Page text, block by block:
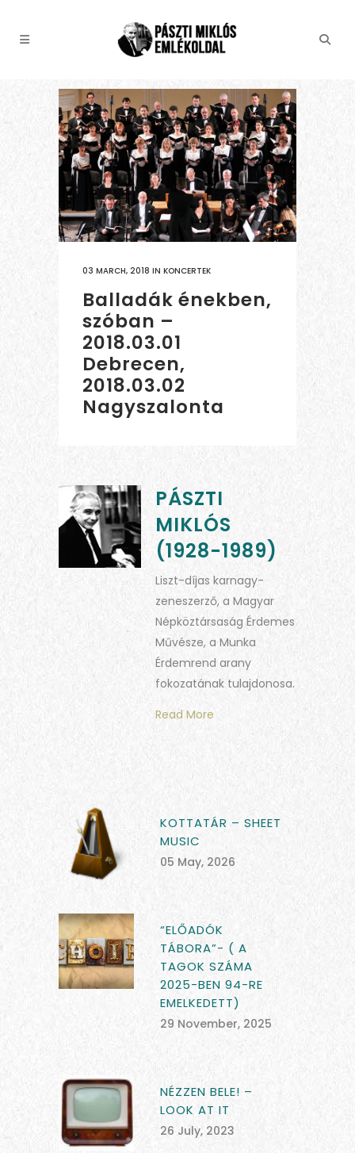
03 MARCH, 2018 IN KONCERTEK
Balladák énekben,
szóban –
2018.03.01
Debrecen,
2018.03.02
Nagyszalonta
PÁSZTI
MIKLÓS
(1928-1989)
Liszt-díjas karnagy-
zeneszerző, a Magyar
Népköztársaság Érdemes
Művésze, a Munka
Érdemrend arany
fokozatának tulajdonosa.
Read More
KOTTATÁR – SHEET
MUSIC
05 May, 2026
“ELŐADÓK
TÁBORA”- ( A
TAGOK SZÁMA
2025-BEN 94-RE
EMELKEDETT)
29 November, 2025
NÉZZEN BELE! –
LOOK AT IT
26 July, 2023